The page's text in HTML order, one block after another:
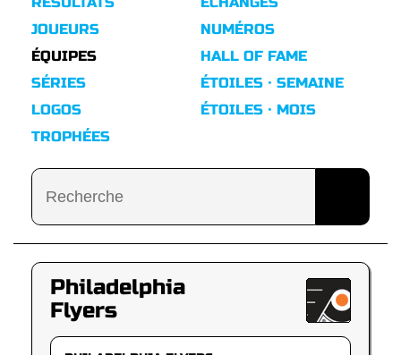
JOUEURS
ÉQUIPES
SÉRIES
LOGOS
TROPHÉES
NUMÉROS
HALL OF FAME
ÉTOILES · SEMAINE
ÉTOILES · MOIS
Philadelphia
Flyers